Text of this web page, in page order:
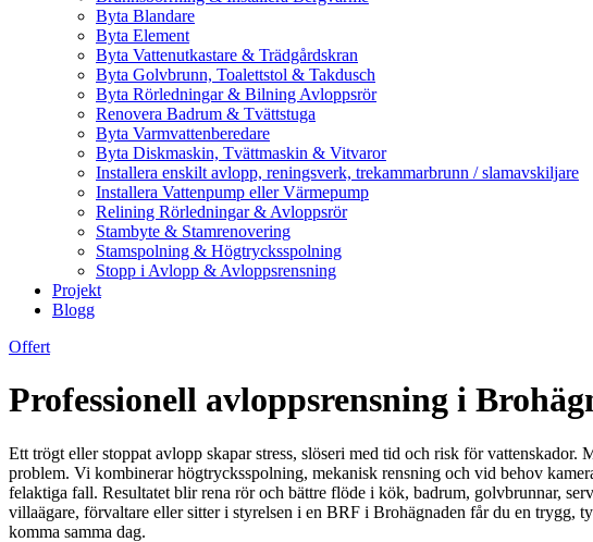
Byta Blandare
Byta Element
Byta Vattenutkastare & Trädgårdskran
Byta Golvbrunn, Toalettstol & Takdusch
Byta Rörledningar & Bilning Avloppsrör
Renovera Badrum & Tvättstuga
Byta Varmvattenberedare
Byta Diskmaskin, Tvättmaskin & Vitvaror
Installera enskilt avlopp, reningsverk, trekammarbrunn / slamavskiljare
Installera Vattenpump eller Värmepump
Relining Rörledningar & Avloppsrör
Stambyte & Stamrenovering
Stamspolning & Högtrycksspolning
Stopp i Avlopp & Avloppsrensning
Projekt
Blogg
Offert
Professionell avloppsrensning i
Ett trögt eller stoppat avlopp skapar stress, slöseri med tid och risk för
problem. Vi kombinerar högtrycksspolning, mekanisk rensning och vid behov
felaktiga fall. Resultatet blir rena rör och bättre flöde i kök, badrum, golvbrunnar,
villaägare, förvaltare eller sitter i styrelsen i en BRF i Brohägnaden får du en trygg,
komma samma dag.